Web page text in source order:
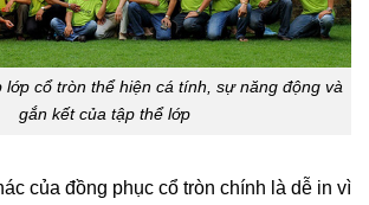
lớp cổ tròn thể hiện cá tính, sự năng động và
gắn kết của tập thể lớp
của đồng phục cổ tròn chính là dễ in vì